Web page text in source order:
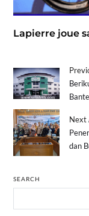
Lapierre joue
Next
dan
SEARCH